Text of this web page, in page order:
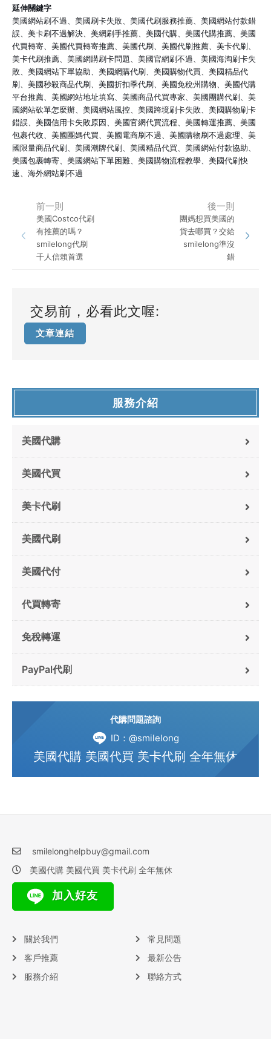
延伸關鍵字
美國網站刷不過、美國刷卡失敗、美國代刷服務推薦、美國網站付款錯
誤、美卡刷不過解決、美網刷手推薦、美國代購、美國代購推薦、美國
代買轉寄、美國代買轉寄推薦、美國代刷、美國代刷推薦、美卡代刷、
美卡代刷推薦、美國網購刷卡問題、美國官網刷不過、美國海淘刷卡失
敗、美國網站下單協助、美國網購代刷、美國購物代買、美國精品代
刷、美國秒殺商品代刷、美國折扣季代刷、美國免稅州購物、美國代購
平台推薦、美國網站地址填寫、美國商品代買專家、美國團購代刷、美
國網站砍單怎麼辦、美國網站風控、美國跨境刷卡失敗、美國購物刷卡
錯誤、美國信用卡失敗原因、美國官網代買流程、美國轉運推薦、美國
包裹代收、美國團媽代買、美國電商刷不過、美國購物刷不過處理、美
國限量商品代刷、美國潮牌代刷、美國精品代買、美國網站付款協助、
美國包裹轉寄、美國網站下單困難、美國購物流程教學、美國代刷快
速、海外網站刷不過
前一則
美國Costco代刷
有推薦的嗎？
smilelong代刷
千人信賴首選
後一則
團媽想買美國的
貨去哪買？交給
smilelong準沒
錯
交易前，必看此文喔:
文章連結
服務介紹
美國代購
美國代買
美卡代刷
美國代刷
美國代付
代買轉寄
免稅轉運
PayPal代刷
代購問題諮詢
ID：@smilelong
美國代購 美國代買 美卡代刷 全年無休
smilelonghelpbuy@gmail.com
美國代購 美國代買 美卡代刷 全年無休
加入好友
關於我們
客戶推薦
服務介紹
常見問題
最新公告
聯絡方式